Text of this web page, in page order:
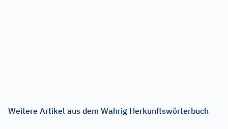
Weitere Artikel aus dem Wahrig Herkunftswörterbuch